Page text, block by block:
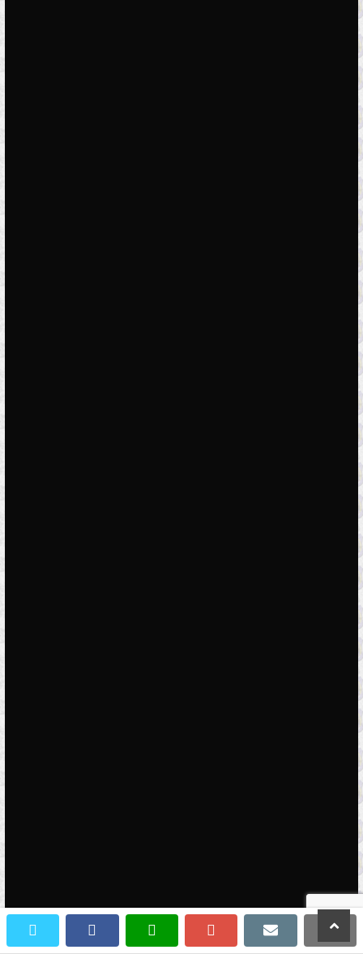
facebookwhatsapp google+ email
scroll